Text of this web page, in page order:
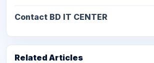
Contact BD IT CENTER
Related Articles